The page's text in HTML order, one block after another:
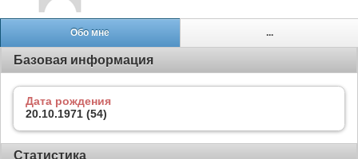
Обо мне ...
Базовая информация
Дата рождения
20.10.1971 (54)
Статистика